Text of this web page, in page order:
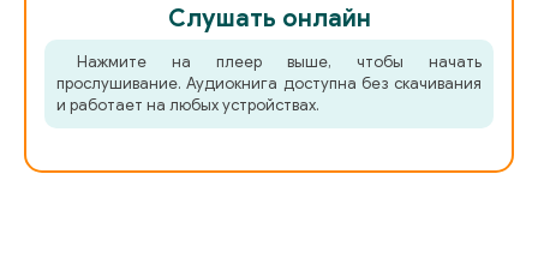
Слушать онлайн
Нажмите на плеер выше, чтобы начать
прослушивание. Аудиокнига доступна без скачивания
и работает на любых устройствах.